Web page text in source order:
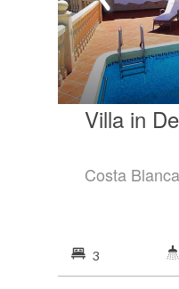
Villa in
Costa Blanca
3